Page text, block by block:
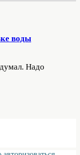
воды
Надо